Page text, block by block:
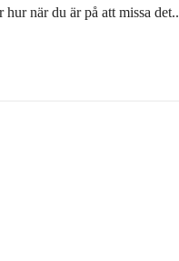
när du är på att missa det..